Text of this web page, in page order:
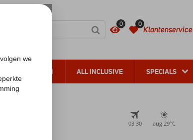
0 0
Klantenservice
VERRE REIZEN ALL INCLUSIVE SPECIALS
03:30 aug 29°C